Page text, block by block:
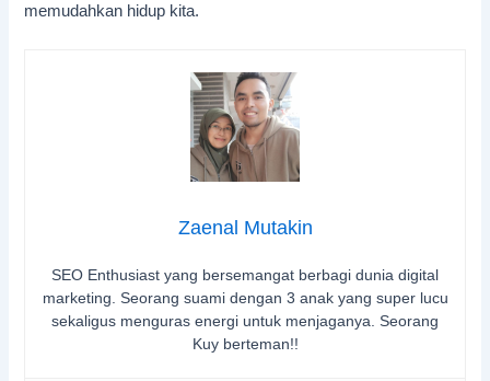
memudahkan hidup kita.
Zaenal Mutakin
SEO Enthusiast yang bersemangat berbagi dunia digital
marketing. Seorang suami dengan 3 anak yang super lucu
sekaligus menguras energi untuk menjaganya. Seorang
Kuy berteman!!